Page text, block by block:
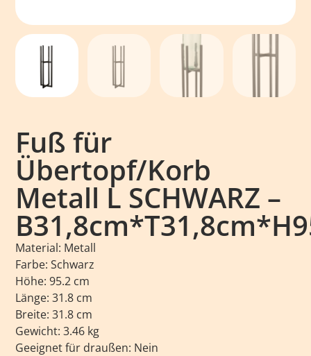
Fuß für
Übertopf/Korb
Metall L SCHWARZ –
Material: Metall
Farbe: Schwarz
Höhe: 95.2 cm
Länge: 31.8 cm
Breite: 31.8 cm
Gewicht: 3.46 kg
Geeignet für draußen: Nein